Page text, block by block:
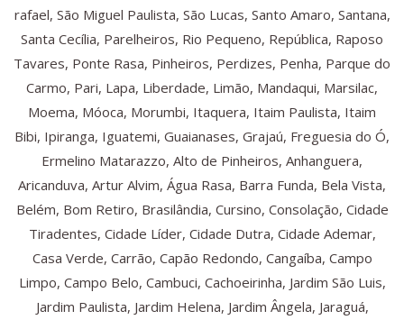
rafael, São Miguel Paulista, São Lucas, Santo Amaro, Santana,
Santa Cecília, Parelheiros, Rio Pequeno, República, Raposo
Tavares, Ponte Rasa, Pinheiros, Perdizes, Penha, Parque do
Carmo, Pari, Lapa, Liberdade, Limão, Mandaqui, Marsilac,
Moema, Móoca, Morumbi, Itaquera, Itaim Paulista, Itaim
Bibi, Ipiranga, Iguatemi, Guaianases, Grajaú, Freguesia do Ó,
Ermelino Matarazzo, Alto de Pinheiros, Anhanguera,
Aricanduva, Artur Alvim, Água Rasa, Barra Funda, Bela Vista,
Belém, Bom Retiro, Brasilândia, Cursino, Consolação, Cidade
Tiradentes, Cidade Líder, Cidade Dutra, Cidade Ademar,
Casa Verde, Carrão, Capão Redondo, Cangaíba, Campo
Limpo, Campo Belo, Cambuci, Cachoeirinha, Jardim São Luis,
Jardim Paulista, Jardim Helena, Jardim Ângela, Jaraguá,